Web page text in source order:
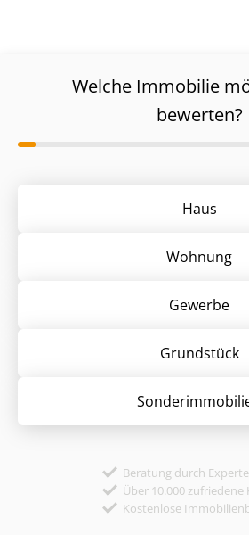
Welche Immobilie
bewerten?
Haus
Wohnung
Gewerbe
Grund­stück
Beratung durch
Über 10.000 zufriedene
Kostenlose